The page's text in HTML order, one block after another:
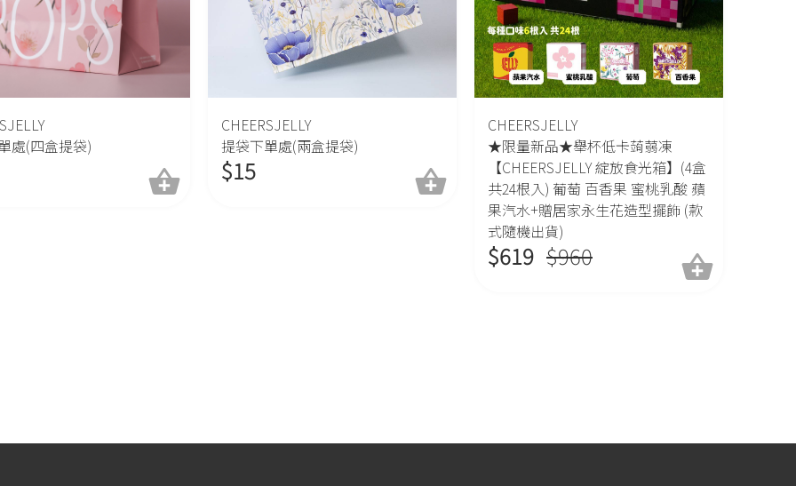
處(四盒提袋)
CHEERSJELLY
提袋下單處(兩盒提袋)
$15
CHEERSJELLY
★限量新品★舉杯低卡蒟蒻凍
【CHEERSJELLY 綻放食光箱】(4盒
共24根入) 葡萄 百香果 蜜桃乳酸 蘋
果汽水+贈居家永生花造型擺飾 (款
式隨機出貨)
$619 $960